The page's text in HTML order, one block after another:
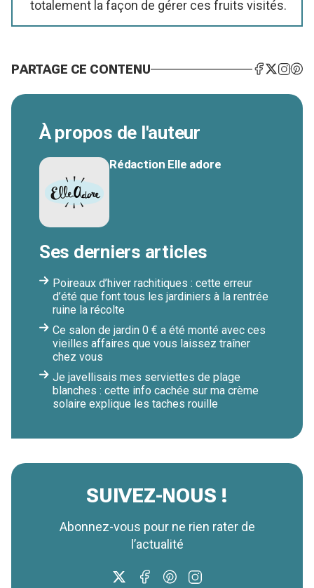
totalement la façon de gérer ces fruits visités.
PARTAGE CE CONTENU
À propos de l'auteur
Rédaction Elle adore
Ses derniers articles
Poireaux d’hiver rachitiques : cette erreur
d’été que font tous les jardiniers à la rentrée
ruine la récolte
Ce salon de jardin 0 € a été monté avec ces
vieilles affaires que vous laissez traîner
chez vous
Je javellisais mes serviettes de plage
blanches : cette info cachée sur ma crème
solaire explique les taches rouille
SUIVEZ-NOUS !
Abonnez-vous pour ne rien rater de
l’actualité